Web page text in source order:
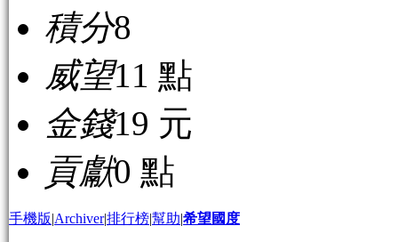
積分8
威望11 點
金錢19 元
貢獻0 點
手機版|Archiver|排行榜|幫助|希望國度